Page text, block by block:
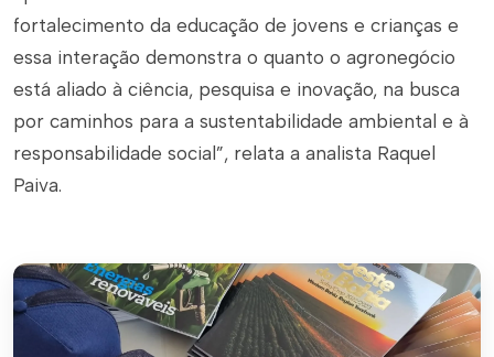
fortalecimento da educação de jovens e crianças e
essa interação demonstra o quanto o agronegócio
está aliado à ciência, pesquisa e inovação, na busca
por caminhos para a sustentabilidade ambiental e à
responsabilidade social”, relata a analista Raquel
Paiva.